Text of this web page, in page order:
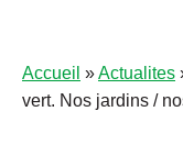
Accueil »Actualites
vert. Nos jardins /